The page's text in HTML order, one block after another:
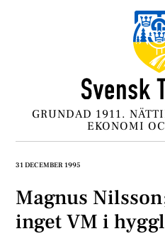
GRUNDAD 1911.
EKONOMI
31 DECEMBER 1995
Magnus
inget VM i